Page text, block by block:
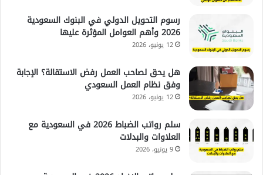
رسوم التحويل الدولي في البنوك السعودية
2026 وأهم العوامل المؤثرة عليها
12 يونيو، 2026
هل يحق لصاحب العمل رفض الاستقالة؟ الإجابة
وفق نظام العمل السعودي
12 يونيو، 2026
سلم رواتب الضباط 2026 في السعودية مع
العلاوات والبدلات
9 يونيو، 2026